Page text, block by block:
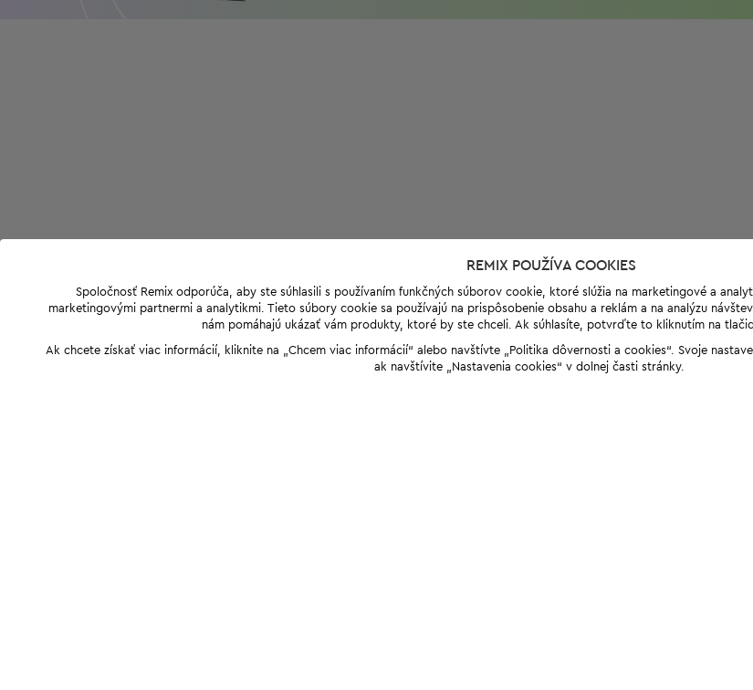
REMIX POUŽÍVA COOKIES
Spoločnosť Remix odporúča, aby ste súhlasili s používaním funkčných súborov cookie, ktoré slúžia na marketingové a
marketingovými partnermi a analytikmi. Tieto súbory cookie sa používajú na prispôsobenie obsahu a reklám a na analýzu
nám pomáhajú ukázať vám produkty, ktoré by ste chceli. Ak súhlasíte, potvrďte to kliknutím na
Ak chcete získať viac informácií, kliknite na „Chcem viac informácií“ alebo navštívte „Politika dôvernosti a cookies“. Svoje
ak navštívite „Nastavenia cookies“ v dolnej časti stránky.